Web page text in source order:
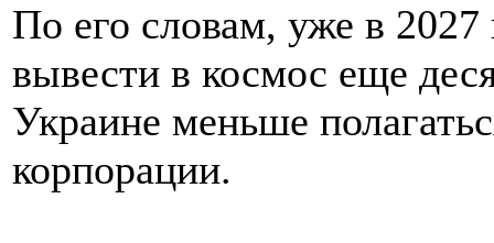
По его словам, уже в 2027
вывести в космос еще
Украине меньше
корпорации.